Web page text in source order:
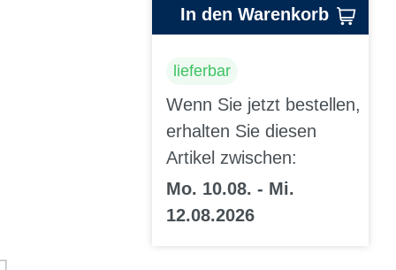
In den Warenkorb
lieferbar
Wenn Sie jetzt bestellen,
erhalten Sie diesen
Artikel zwischen:
Mo. 10.08. - Mi.
12.08.2026